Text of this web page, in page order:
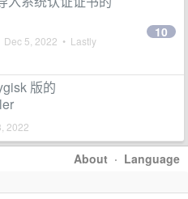
Dec 5, 2022 • Lastly
10
版的
2022
About · Language